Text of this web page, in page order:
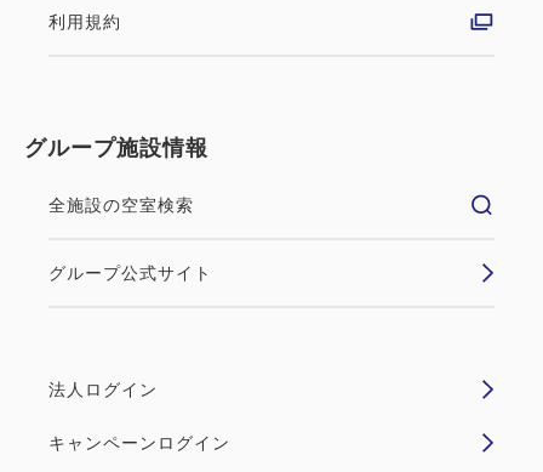
利用規約
グループ施設情報
全施設の空室検索
グループ公式サイト
法人ログイン
キャンペーンログイン